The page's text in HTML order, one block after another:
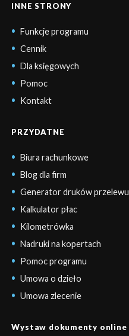
INNE STRONY
Funkcje programu
Cennik
Dla księgowych
Pomoc
Kontakt
PRZYDATNE
Biura rachunkowe
Blog dla firm
Generator druków przelewu
Kalkulator płac
Kilometrówka
Nadruki na kopertach
Pomoc programu
Umowa o dzieło
Umowa zlecenie
Wystaw dokumenty online